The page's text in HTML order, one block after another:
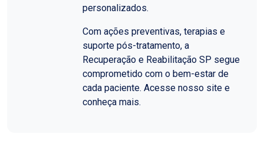
personalizados.
Com ações preventivas, terapias e
suporte pós-tratamento, a
Recuperação e Reabilitação SP segue
comprometido com o bem-estar de
cada paciente. Acesse nosso site e
conheça mais.